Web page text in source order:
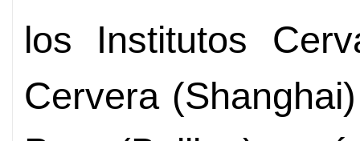
los Institutos
Cervera